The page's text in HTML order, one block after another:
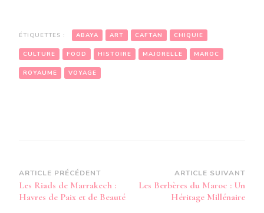
ÉTIQUETTES : ABAYA ART CAFTAN CHIQUIE
CULTURE FOOD HISTOIRE MAJORELLE MAROC
ROYAUME VOYAGE
Navigation
d’article
ARTICLE PRÉCÉDENT
Les Riads de Marrakech :
Havres de Paix et de Beauté
ARTICLE SUIVANT
Les Berbères du Maroc : Un
Héritage Millénaire